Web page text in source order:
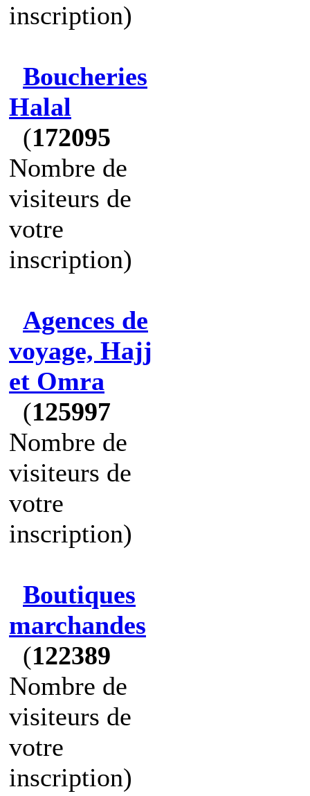
inscription)
Boucheries
Halal
(172095
Nombre de
visiteurs de
votre
inscription)
Agences de
voyage, Hajj
et Omra
(125997
Nombre de
visiteurs de
votre
inscription)
Boutiques
marchandes
(122389
Nombre de
visiteurs de
votre
inscription)